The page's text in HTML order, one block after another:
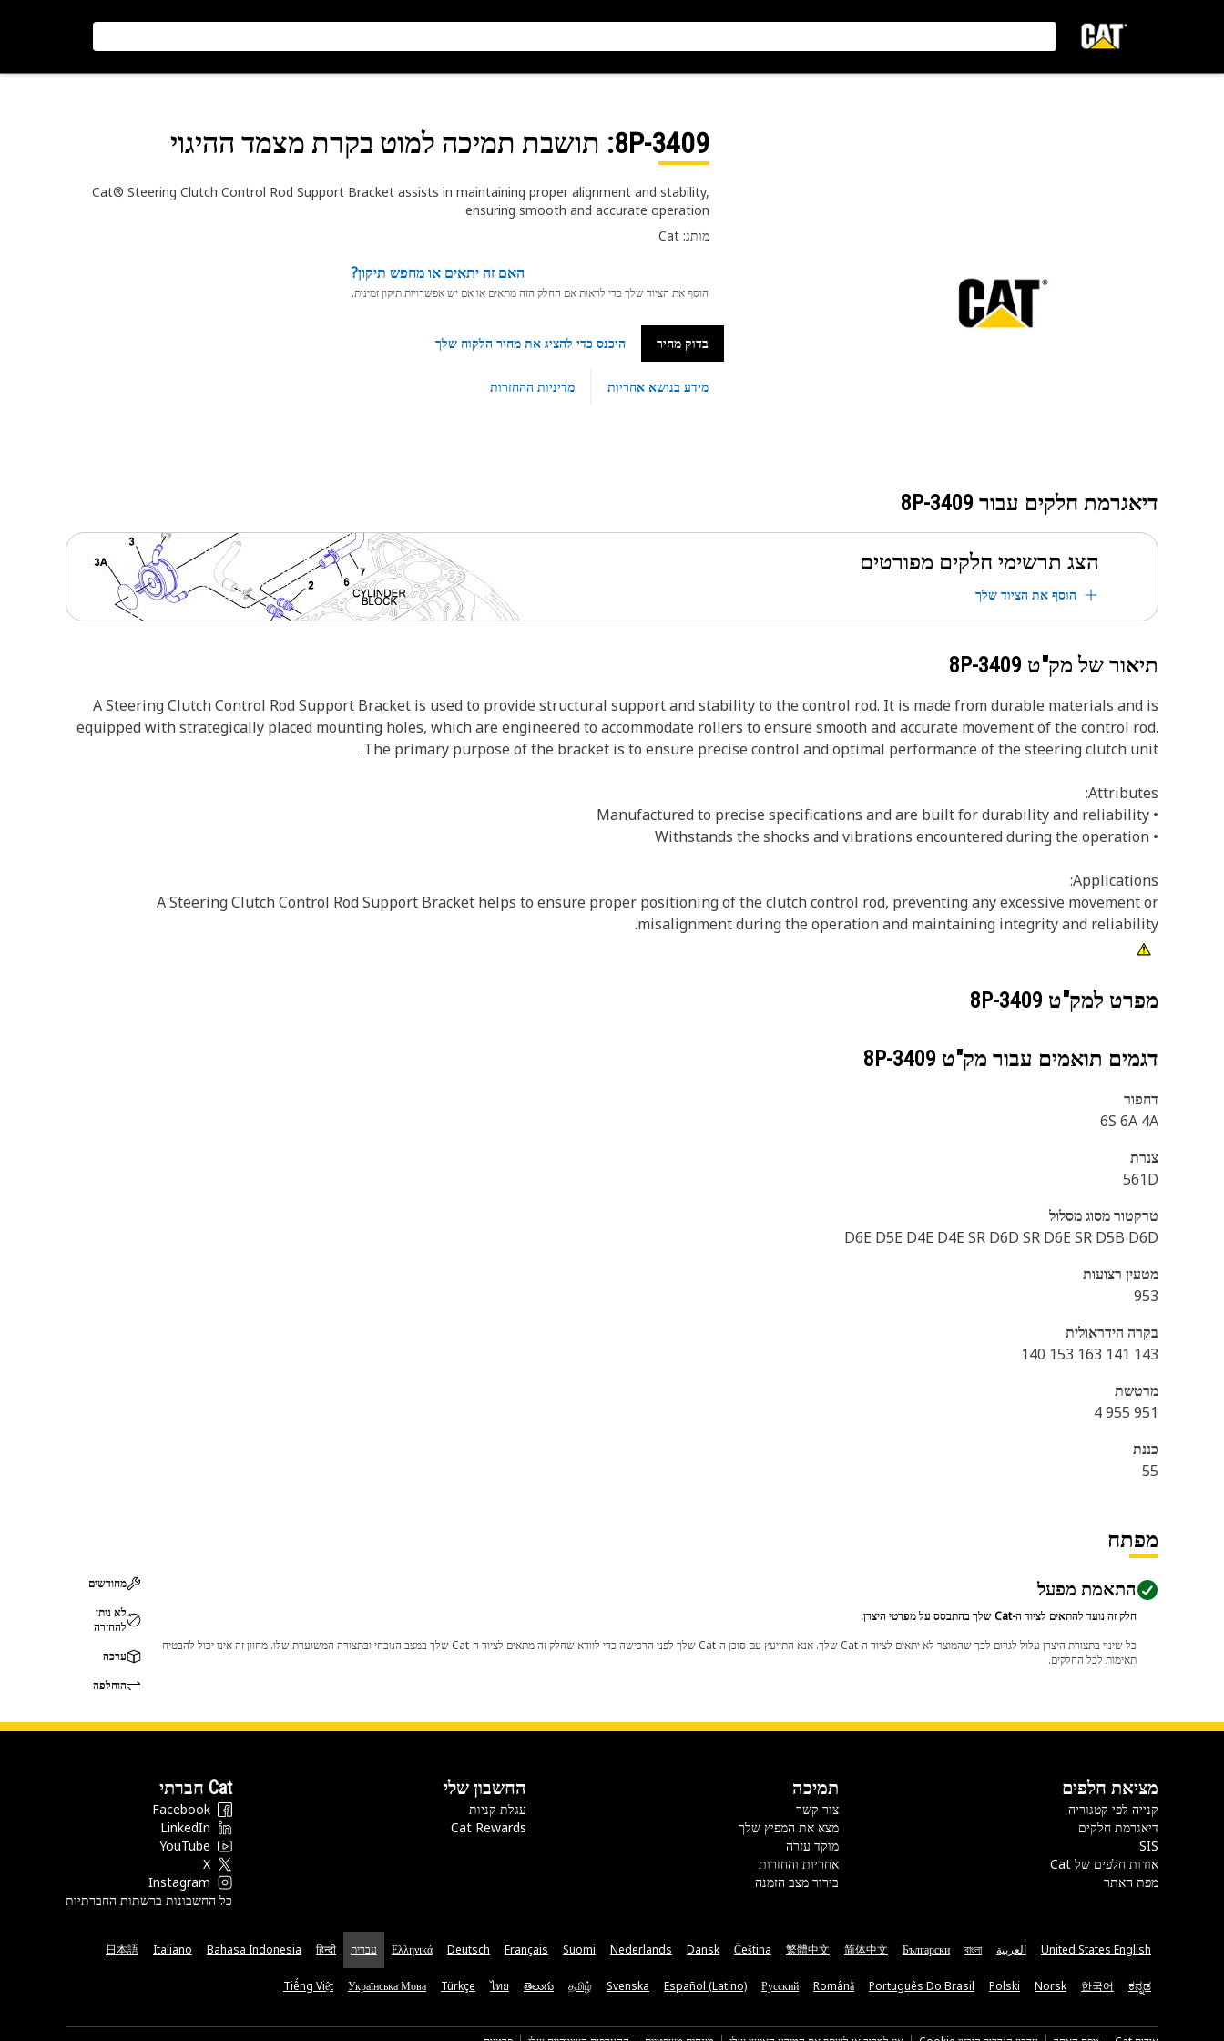
8P-3409: תושבת תמיכה למוט בקרת מצמד ההיגוי
Cat® Steering Clutch Control Rod Support Bracket assists in maintaining proper alignment and stability,
ensuring smooth and accurate operation
מותג: Cat
האם זה יתאים או מחפש תיקון?
הוסף את הציוד שלך כדי לראות אם החלק הזה מתאים או אם יש אפשרויות תיקון זמינות.
בדוק מחיר היכנס כדי להציג את מחיר הלקוח שלך
מידע בנושא אחריות מדיניות ההחזרות
דיאגרמת חלקים עבור 8P-3409
הצג תרשימי חלקים מפורטים
הוסף את הציוד שלך
תיאור של מק"ט 8P-3409
A Steering Clutch Control Rod Support Bracket is used to provide structural support and stability to the control rod. It is made from durable materials and is
equipped with strategically placed mounting holes, which are engineered to accommodate rollers to ensure smooth and accurate movement of the control rod.
The primary purpose of the bracket is to ensure precise control and optimal performance of the steering clutch unit.
Attributes:
• Manufactured to precise specifications and are built for durability and reliability
• Withstands the shocks and vibrations encountered during the operation
Applications:
A Steering Clutch Control Rod Support Bracket helps to ensure proper positioning of the clutch control rod, preventing any excessive movement or
misalignment during the operation and maintaining integrity and reliability.
מפרט למק"ט 8P-3409
דגמים תואמים עבור מק"ט 8P-3409
דחפור
6S 6A 4A
צנרת
561D
טרקטור מסוג מסלול
D6E D5E D4E D4E SR D6D SR D6E SR D5B D6D
מטעין רצועות
953
בקרה הידראולית
143 141 163 153 140
מרטשת
951 955 4
כננת
55
מפתח
התאמת מפעל
חלק זה נועד להתאים לציוד ה-Cat שלך בהתבסס על מפרטי היצרן.
כל שינוי בתצורת היצרן עלול לגרום לכך שהמוצר לא יתאים לציוד ה-Cat שלך. אנא התייעץ עם סוכן ה-Cat שלך לפני הרכישה כדי לוודא שחלק זה מתאים לציוד ה-Cat שלך במצב הנוכחי ובתצורה המשוערת שלו. מחוון זה אינו יכול להבטיח
תאימות לכל החלקים.
מחודשים
לא ניתן
להחזרה
ערכה
הוחלפה
מציאת חלפים
קנייה לפי קטגוריה
דיאגרמת חלקים
SIS
אודות חלפים של Cat
מפת האתר
תמיכה
צור קשר
מצא את המפיץ שלך
מוקד עזרה
אחריות והחזרות
בירור מצב הזמנה
החשבון שלי
עגלת קניות
Cat Rewards
Cat חברתי
Facebook
LinkedIn
YouTube
X
Instagram
כל החשבונות ברשתות החברתיות
United States English العربية বাংলা
Български
简体中文
繁體中文
Čeština
Dansk
Nederlands
Suomi
Français
Deutsch
Ελληνικά עברית हिन्दी
Bahasa Indonesia
Italiano
日本語
ಕನ್ನಡ
한국어
Norsk
Polski
Português Do Brasil
Română
Русский
Español (Latino)
Svenska
தமிழ்
తెలుగు
ไทย
Türkçe
Українська Мова
Tiếng Việt